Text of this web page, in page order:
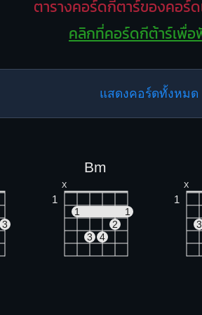
ตารางคอร์ดกีตาร์ของคอร์
คลิกที่คอร์ดกีต้าร์เพื่อ
แสดงคอร์ดทั้งหม
3
Bm
X
1
1
1
2
3
4
X
1
3